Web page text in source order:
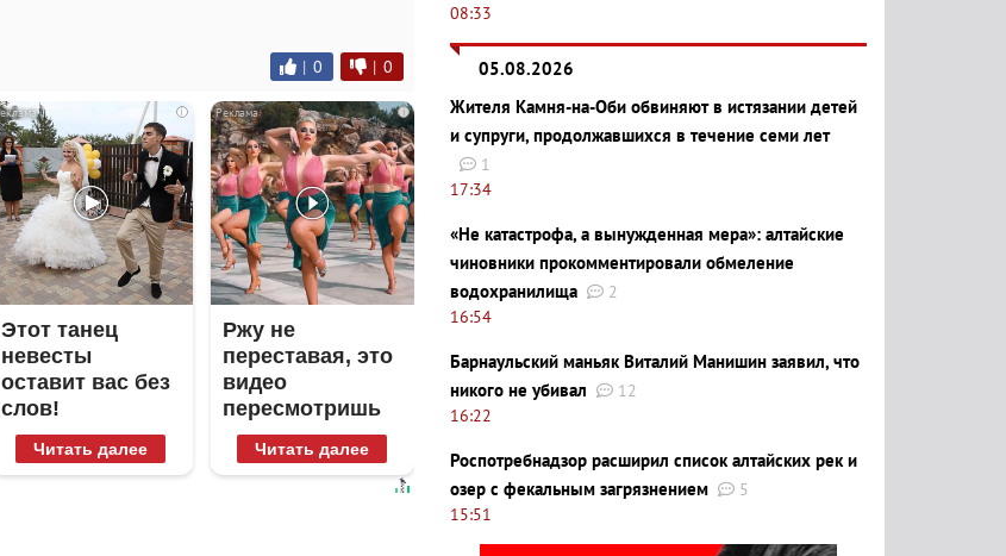
| 0 | 0
i
Этот танец
невесты
оставит вас без
слов!
Пересмотрела
10 раз
Читать далее
i
Ржу не
переставая, это
видео
пересмотришь
не раз
Читать далее
08:33
05.08.2026
Жителя Камня-на-Оби обвиняют в истязании детей
и супруги, продолжавшихся в течение семи лет
1
17:34
«Не катастрофа, а вынужденная мера»: алтайские
чиновники прокомментировали обмеление
водохранилища
2
16:54
Барнаульский маньяк Виталий Манишин заявил, что
никого не убивал
12
16:22
Роспотребнадзор расширил список алтайских рек и
озер с фекальным загрязнением
5
15:51